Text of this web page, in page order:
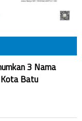
3 Nama
Kota Batu